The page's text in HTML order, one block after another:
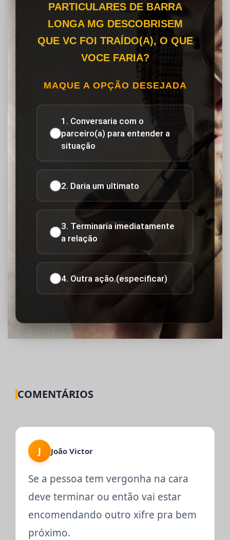
PARTICULARES DE BARRA
LONGA MG DESCOBRISEM
QUE VC FOI TRAÍDO(A), O QUE
VOCE FARIA?
MAQUE A OPÇÃO DESEJADA
1. Conversaria com o
parceiro(a) para entender a
situação
2. Daria um ultimato
3. Terminaria imediatamente
a relação
4. Outra ação.(especificar)
COMENTÁRIOS
J João Victor
Se a pessoa tem vergonha na cara
deve terminar ou então vai estar
encomendando outro xifre pra bem
próximo.